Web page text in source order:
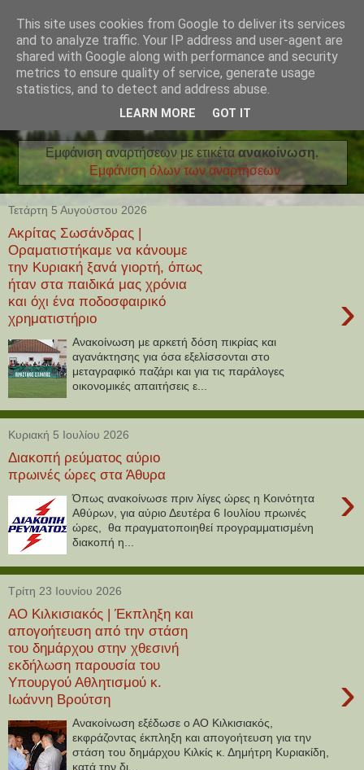
Εμφάνιση αναρτήσεων με ετικέταανακοίνωση.
Εμφάνιση όλων των αναρτήσεων
Τετάρτη 5 Αυγούστου 2026
Ακρίτας Σωσάνδρας |
Οραματιστήκαμε να κάνουμε
την Κυριακή ξανά γιορτή, όπως
ήταν στα παιδικά μας χρόνια
και όχι ένα ποδοσφαιρικό
χρηματιστήριο
›
Ανακοίνωση με αρκετή δόση πικρίας και
αγανάκτησης για όσα εξελίσσονται στο
μεταγραφικό παζάρι και για τις παράλογες
οικονομικές απαιτήσεις ε...
Κυριακή 5 Ιουλίου 2026
Διακοπή ρεύματος αύριο
πρωινές ώρες στα Άθυρα
›
Όπως ανακοίνωσε πριν λίγες ώρες η Κοινότητα
Αθύρων, για αύριο Δευτέρα 6 Ιουλίου πρωινές
ώρες, θα πραγματοποιηθεί προγραμματισμένη
διακοπή η...
Τρίτη 23 Ιουνίου 2026
ΑΟ Κιλκισιακός | Έκπληξη και
απογοήτευση από την στάση
του δημάρχου στην χθεσινή
εκδήλωση παρουσία του
Υπουργού Αθλητισμού κ.
Ιωάννη Βρούτση
›
Ανακοίνωση εξέδωσε ο ΑΟ Κιλκισιακός,
εκφράζοντας έκπληξη και απογοήτευση για την
στάση του δημάρχου Κιλκίς κ. Δημήτρη Κυριακίδη,
κατά την δι...
This site uses cookies from Google to deliver its services
and to analyze traffic. Your IP address and user-agent are
shared with Google along with performance and security
metrics to ensure quality of service, generate usage
statistics, and to detect and address abuse.
LEARN MORE GOT IT